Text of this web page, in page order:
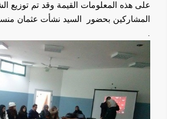
على هذه المعلومات القيمة وقد تم توزيع
المشاركين بحضور السيد نشأت عثمان
.